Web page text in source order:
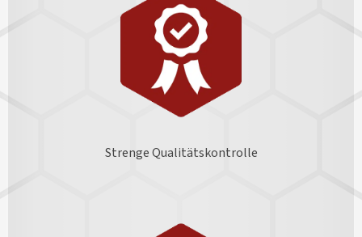
Strenge Qualitätskontrolle